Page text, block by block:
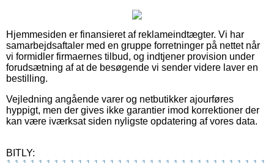
Hjemmesiden er finansieret af reklameindtægter. Vi har
samarbejdsaftaler med en gruppe forretninger på nettet når
vi formidler firmaernes tilbud, og indtjener provision under
forudsætning af at de besøgende vi sender videre laver en
bestilling.
Vejledning angående varer og netbutikker ajourføres
hyppigt, men der gives ikke garantier imod korrektioner der
kan være iværksat siden nyligste opdatering af vores data.
BITLY: